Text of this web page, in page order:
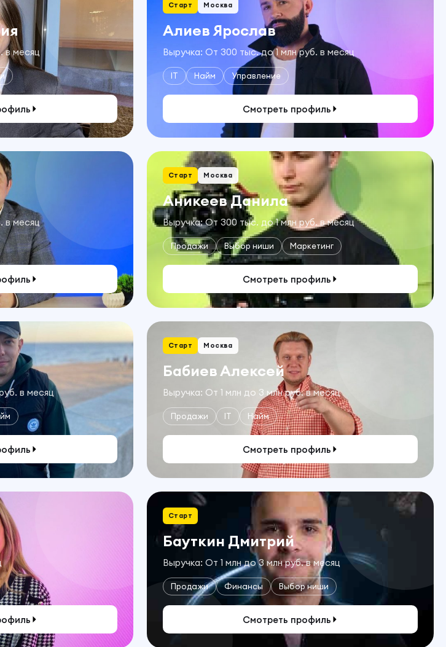
в месяц
Старт Москва
Алиев Ярослав
Выручка: От 300 тыс. до 1 млн руб. в месяц
IT Найм Управление
Смотреть профиль
в месяц
Старт Москва
Аникеев Данила
Выручка: От 300 тыс. до 1 млн руб. в месяц
Продажи Выбор ниши Маркетинг
Смотреть профиль
в месяц
Старт Москва
Бабиев Алексей
Выручка: От 1 млн до 3 млн руб. в месяц
Продажи IT Найм
Смотреть профиль
Старт
Бауткин Дмитрий
Выручка: От 1 млн до 3 млн руб. в месяц
Продажи Финансы Выбор ниши
Смотреть профиль